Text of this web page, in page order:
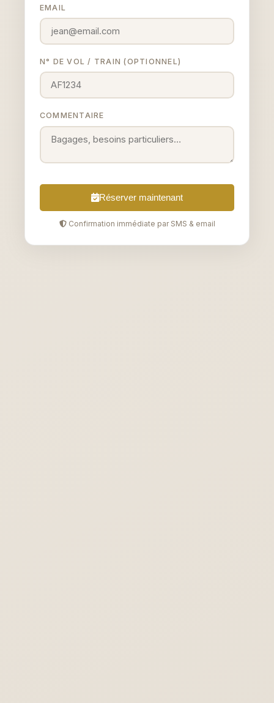
EMAIL
N° DE VOL / TRAIN (OPTIONNEL)
COMMENTAIRE
Réserver maintenant
Confirmation immédiate par SMS & email